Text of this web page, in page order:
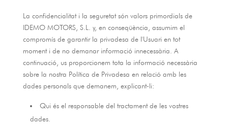
La confidencialitat i la seguretat són valors primordials de
IDEMO MOTORS, S.L. y, en conseqüència, assumim el
compromís de garantir la privadesa de l'Usuari en tot
moment i de no demanar informació innecessària. A
continuació, us proporcionem tota la informació necessària
sobre la nostra Política de Privadesa en relació amb les
dades personals que demanem, explicant-li:
Qui és el responsable del tractament de les vostres
dades.